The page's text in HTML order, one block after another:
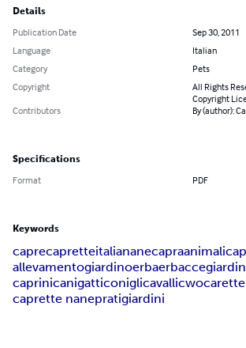
Details
Publication Date
Sep 30, 2011
Language
Italian
Category
Pets
Copyright
All Rights
Copyright
Contributors
By (author):
Specifications
Format PDF
Keywords
caprecapretteitaliananecapraanimali
allevamentogiardinoerbaerbacce
caprinicanigatticoniglicavallicwo
caprette nanepratigiardini